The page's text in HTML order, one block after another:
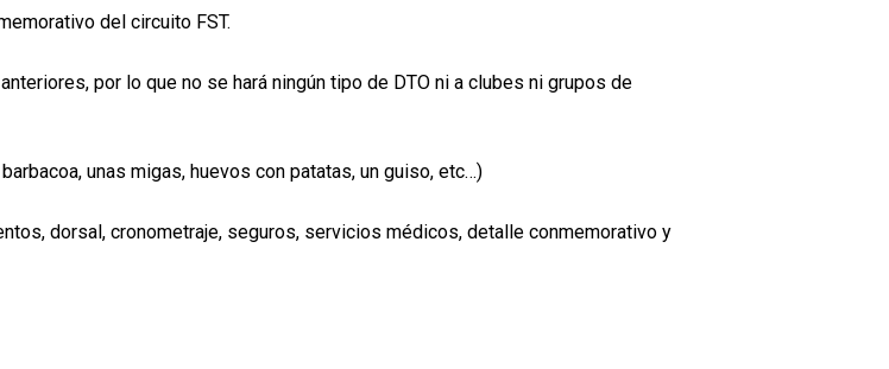
del circuito FST.
por lo que no se hará ningún tipo de DTO ni a clubes ni grupos de
unas migas, huevos con patatas, un guiso, etc…)
dorsal, cronometraje, seguros, servicios médicos, detalle conmemorativo y